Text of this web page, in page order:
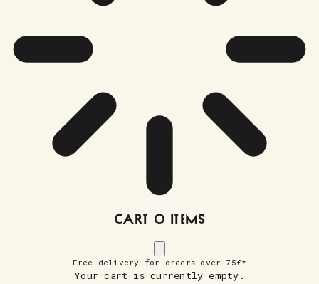
Cart 0 Items
Free delivery for orders over 75€*
Your cart is currently empty.